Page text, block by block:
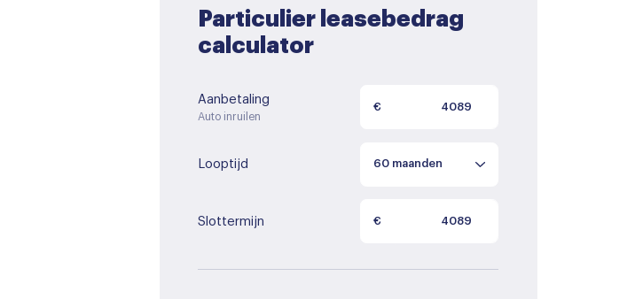
Particulier leasebedrag
calculator
Aanbetaling
Auto inruilen
€
Looptijd
Slottermijn €